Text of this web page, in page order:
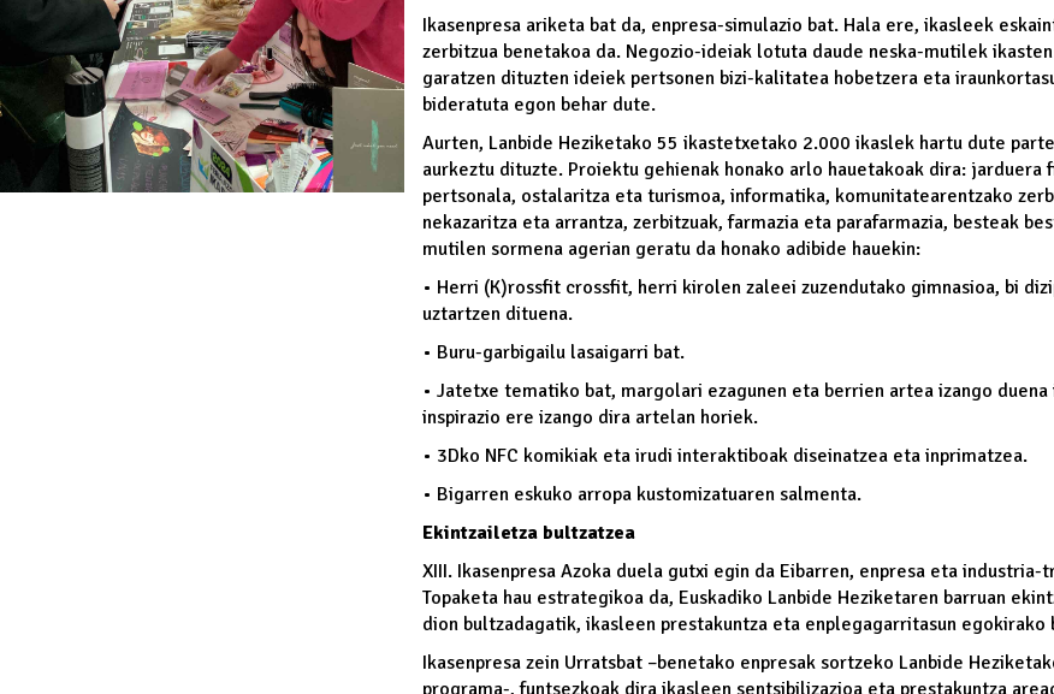
Ikasenpresa ariketa bat da, enpresa-simulazio bat. Hala ere, ikasleek
zerbitzua benetakoa da. Negozio-ideiak lotuta daude neska-mutilek
garatzen dituzten ideiek pertsonen bizi-kalitatea hobetzera eta
bideratuta egon behar dute.
Aurten, Lanbide Heziketako 55 ikastetxetako 2.000 ikaslek hartu dute
aurkeztu dituzte. Proiektu gehienak honako arlo hauetakoak dira: jarduera
pertsonala, ostalaritza eta turismoa, informatika, komunitatearentzako
nekazaritza eta arrantza, zerbitzuak, farmazia eta parafarmazia, besteak
mutilen sormena agerian geratu da honako adibide hauekin:
• Herri (K)rossfit crossfit, herri kirolen zaleei zuzendutako gimnasioa, bi
uztartzen dituena.
• Buru-garbigailu lasaigarri bat.
• Jatetxe tematiko bat, margolari ezagunen eta berrien artea izango
inspirazio ere izango dira artelan horiek.
• 3Dko NFC komikiak eta irudi interaktiboak diseinatzea eta inprimatzea.
• Bigarren eskuko arropa kustomizatuaren salmenta.
Ekintzailetza bultzatzea
XIII. Ikasenpresa Azoka duela gutxi egin da Eibarren, enpresa eta industria-
Topaketa hau estrategikoa da, Euskadiko Lanbide Heziketaren barruan
dion bultzadagatik, ikasleen prestakuntza eta enplegagarritasun egokirako
Ikasenpresa zein Urratsbat –benetako enpresak sortzeko Lanbide
programa-, funtsezkoak dira ikasleen sentsibilizazioa eta prestakuntza